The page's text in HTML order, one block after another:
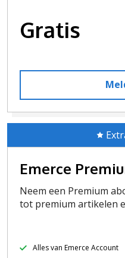
Gratis
Emerce
Neem een Premium
tot premium artikelen
Alles van Emerce Account